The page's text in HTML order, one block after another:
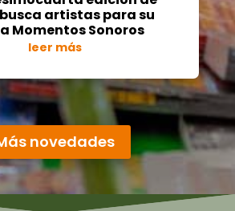
artistas para su
Momentos Sonoros
leer más
novedades